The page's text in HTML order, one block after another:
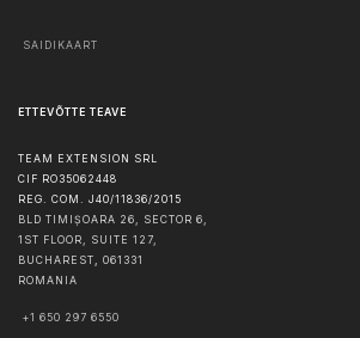
SAIDIKAART
ETTEVÕTTE TEAVE
TEAM EXTENSION SRL
CIF RO35062448
REG. COM. J40/11836/2015
BLD TIMIȘOARA 26, SECTOR 6,
1ST FLOOR, SUITE 127,
BUCHAREST, 061331
ROMANIA
+1 650 297 6550